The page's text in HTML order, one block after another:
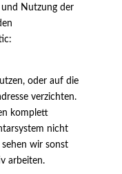
Nutzung der
oder auf die
verzichten.
komplett
nicht
sehen wir sonst
arbeiten.